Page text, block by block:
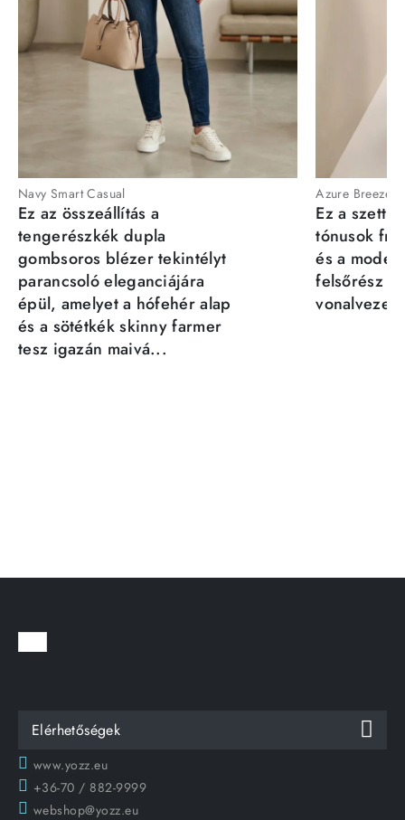
Navy Smart Casual
Ez az összeállítás a
tengerészkék dupla
gombsoros blézer tekintélyt
parancsoló eleganciájára
épül, amelyet a hófehér alap
és a sötétkék skinny farmer
tesz igazán maivá...
Azure Breeze
Ez a szett
tónusok
és a
felsőrész
Elérhetőségek
www.yozz.eu
+36-70 / 882-9999
webshop@yozz.eu